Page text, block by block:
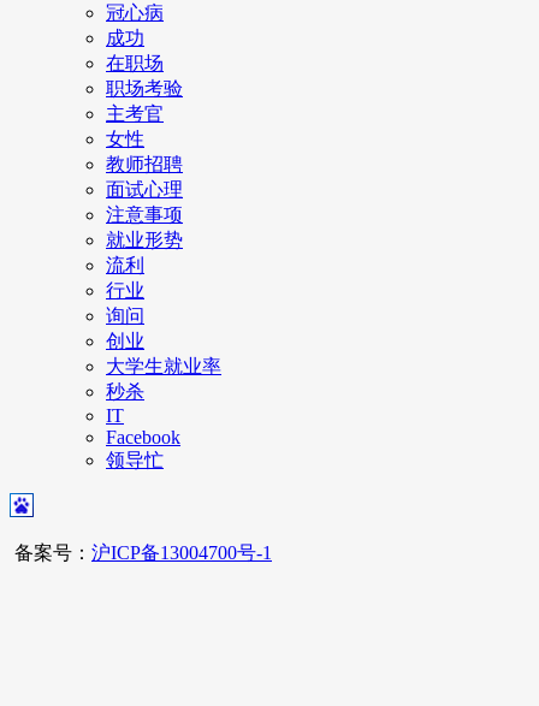
冠心病
成功
在职场
职场考验
主考官
女性
教师招聘
面试心理
注意事项
就业形势
流利
行业
询问
创业
大学生就业率
秒杀
IT
Facebook
领导忙
备案号： 沪ICP备13004700号-1